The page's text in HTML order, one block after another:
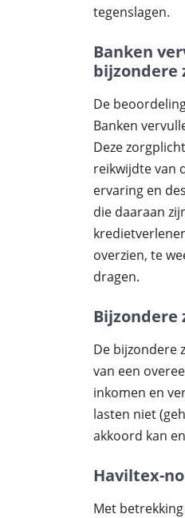
tegenslagen.
Banken
bijzondere
De
Banken
Deze
reikwijdte van
ervaring en
die daaraan
overzien, te
dragen.
Bijzondere
De bijzondere
van een
inkomen en
lasten niet
akkoord kan
Haviltex-
Met